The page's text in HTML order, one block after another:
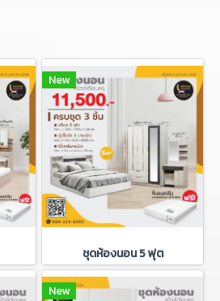
New
ชุดห้องนอน 5 ฟุต
New